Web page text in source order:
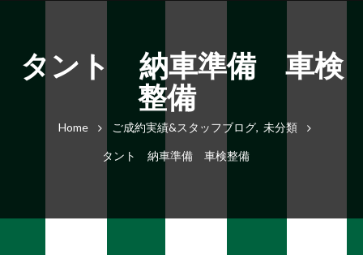
タント 納車準備 車検
整備
Home ご成約実績&スタッフブログ, 未分類
タント 納車準備 車検整備